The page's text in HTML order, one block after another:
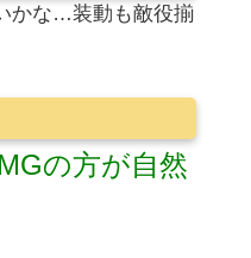
かな…装動も敵役揃
の方が自然